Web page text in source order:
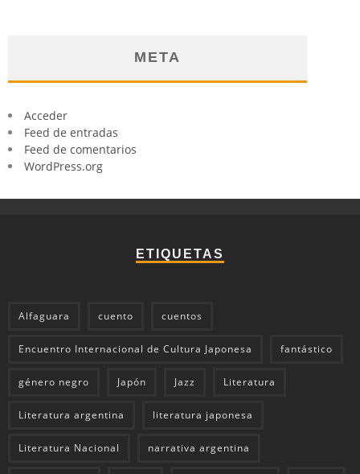
META
Acceder
Feed de entradas
Feed de comentarios
WordPress.org
ETIQUETAS
Alfaguara cuento cuentos
Encuentro Internacional de Cultura Japonesa fantástico
género negro Japón Jazz Literatura
Literatura argentina literatura japonesa
Literatura Nacional narrativa argentina